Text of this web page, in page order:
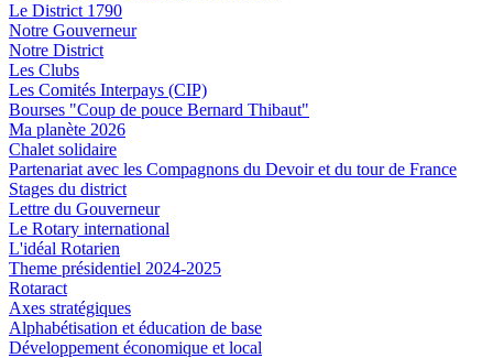
Le District 1790
Notre Gouverneur
Notre District
Les Clubs
Les Comités Interpays (CIP)
Bourses "Coup de pouce Bernard Thibaut"
Ma planète 2026
Chalet solidaire
Partenariat avec les Compagnons du Devoir et du tour de France
Stages du district
Lettre du Gouverneur
Le Rotary international
L'idéal Rotarien
Theme présidentiel 2024-2025
Rotaract
Axes stratégiques
Alphabétisation et éducation de base
Développement économique et local